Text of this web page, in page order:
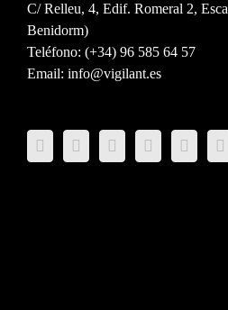
C/ Relleu, 4, Edif. Romeral 2,
Benidorm)
Teléfono: (+34) 96 585 64 57
Email: info@vigilant.es